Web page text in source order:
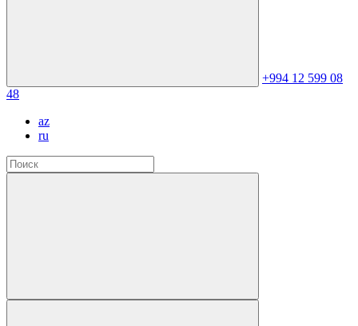
+994 12 599 08
48
az
ru